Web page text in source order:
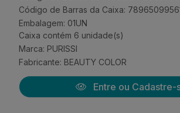
Código de Barras da Caixa:
Embalagem: 01UN
Caixa contém 6 unidade(s)
Marca: PURISSI
Fabricante: BEAUTY COLOR
Entre ou Cadastre-